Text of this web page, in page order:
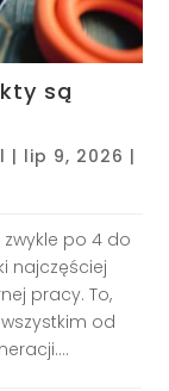
są
| lip 9, 2026 |
po 4 do
najczęściej
pracy. To,
od